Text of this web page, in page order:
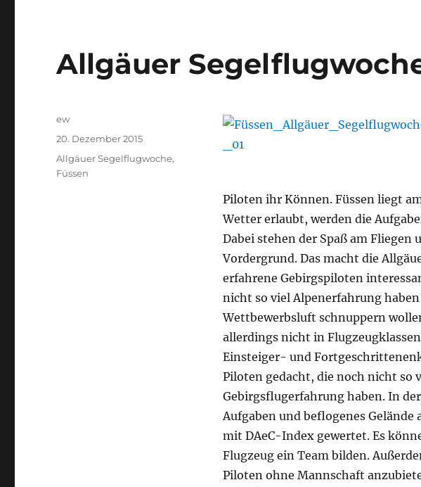
Allgäuer
Piloten ihr Können. Füssen liegt
Wetter erlaubt, werden die
Dabei stehen der Spaß am
Vordergrund. Das macht die
erfahrene Gebirgspiloten
nicht so viel Alpenerfahrung
Wettbewerbsluft schnuppern
allerdings nicht in
Einsteiger- und
Piloten gedacht, die noch nicht so
Gebirgsflugerfahrung haben. In
Aufgaben und beflogenes Gelände
mit DAeC-Index gewertet. Es
Flugzeug ein Team bilden.
Piloten ohne Mannschaft
Autor
ew
Veröffentlicht
am
20. Dezember 2015
Schlagwörter
Allgäuer Segelflugwoche,
Füssen